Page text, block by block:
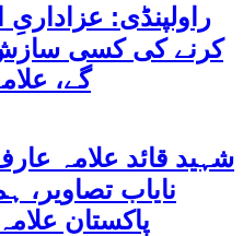
راولپنڈی:
کرنے کی کسی
گے،
شہید قائد علامہ
نایاب تصاویر،
پاکستان